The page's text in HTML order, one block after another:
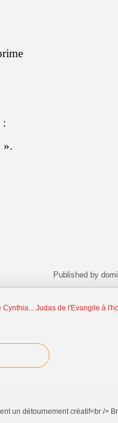
:
».
Published by
Cynthia... Judas de l'Evangile à
un détournement créatif<br />